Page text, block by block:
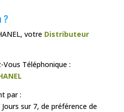
?
votre Distributeur
Vous Téléphonique :
par :
sur 7, de préférence de